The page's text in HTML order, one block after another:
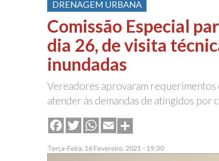
DRENAGEM URBANA
Comissão Especial
dia 26, de visita
inundadas
Vereadores aprovaram requerimentos
atender às demandas de atingidos por
FacebookTwitterWhatsApp
Email
Terça-Feira, 16 Fevereiro, 2021 - 19:30